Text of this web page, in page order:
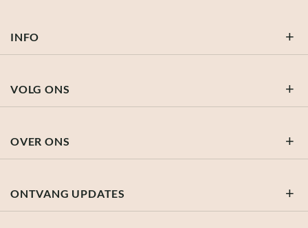
INFO
VOLG ONS
OVER ONS
ONTVANG UPDATES